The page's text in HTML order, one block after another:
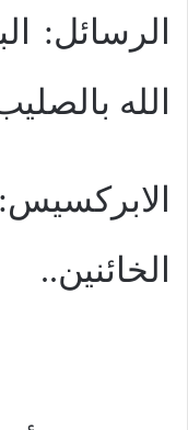
الرسائل:
الله
الخائنين..